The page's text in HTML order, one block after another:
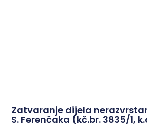
Zatvaranje dijela
S. Ferenčaka (kč.br. 3835/1,